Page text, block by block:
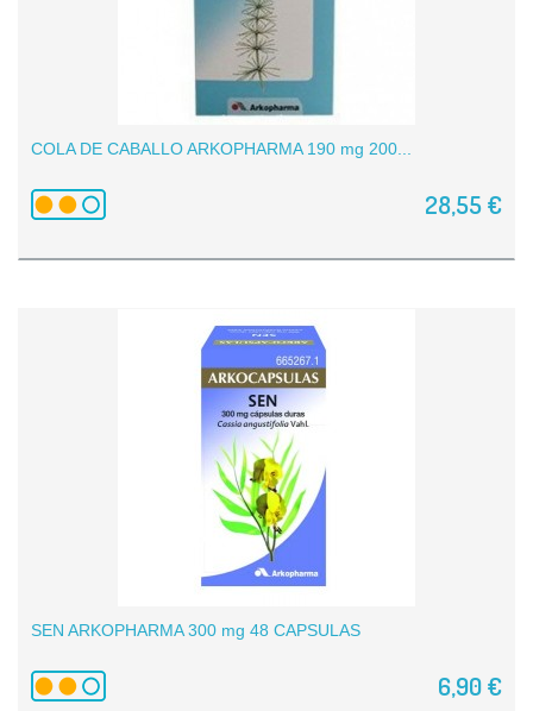
COLA DE CABALLO ARKOPHARMA 190 mg 200...
28,55 €
SEN ARKOPHARMA 300 mg 48 CAPSULAS
6,90 €